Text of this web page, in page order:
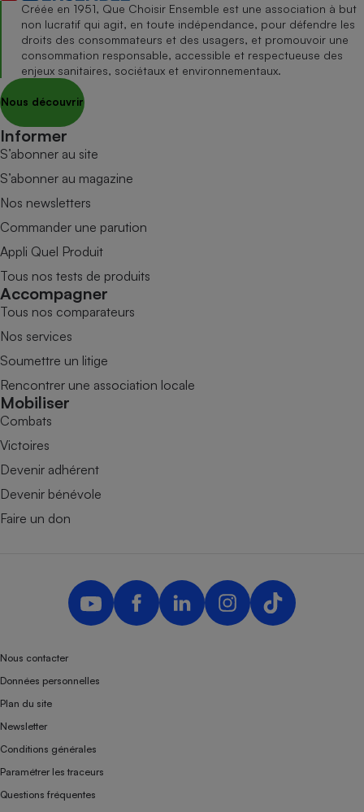
Créée en 1951, Que Choisir Ensemble est une association à but
non lucratif qui agit, en toute indépendance, pour défendre les
droits des consommateurs et des usagers, et promouvoir une
consommation responsable, accessible et respectueuse des
enjeux sanitaires, sociétaux et environnementaux.
Nous découvrir
Informer
S’abonner au site
S’abonner au magazine
Nos newsletters
Commander une parution
Appli Quel Produit
Tous nos tests de produits
Accompagner
Tous nos comparateurs
Nos services
Soumettre un litige
Rencontrer une association locale
Mobiliser
Combats
Victoires
Devenir adhérent
Devenir bénévole
Faire un don
Nous contacter
Données personnelles
Plan du site
Newsletter
Conditions générales
Paramétrer les traceurs
Questions fréquentes